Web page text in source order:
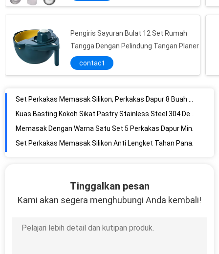
Pengiris Sayuran Bulat 12 Set Rumah
Tangga Dengan Pelindung Tangan Planer
contact
Set Perkakas Memasak Silikon, Perkakas Dapur 8 Buah Set Gadget Dapur
Kuas Basting Kokoh Sikat Pastry Stainless Steel 304 Dengan 4 Paket Dapat Diganti
Memasak Dengan Warna Satu Set 5 Perkakas Dapur Mini-Perkakas Dapur Silikon
Set Perkakas Memasak Silikon Anti Lengket Tahan Panas Alat Dapur
Peralatan Memasak Anak Grup Safe Kitchen Tools (grup memasak)
Tinggalkan pesan
Kami akan segera menghubungi Anda kembali!